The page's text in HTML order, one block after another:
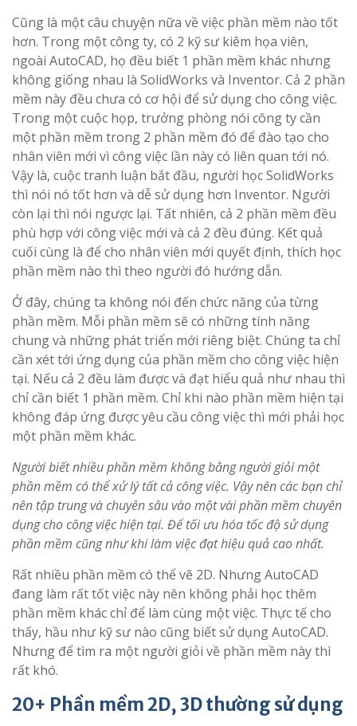
Cũng là một câu chuyện nữa về việc phần mềm nào tốt
hơn. Trong một công ty, có 2 kỹ sư kiêm họa viên,
ngoài AutoCAD, họ đều biết 1 phần mềm khác nhưng
không giống nhau là SolidWorks và Inventor. Cả 2 phần
mềm này đều chưa có cơ hội để sử dụng cho công việc.
Trong một cuộc họp, trưởng phòng nói công ty cần
một phần mềm trong 2 phần mềm đó để đào tạo cho
nhân viên mới vì công việc lần này có liên quan tới nó.
Vậy là, cuộc tranh luận bắt đầu, người học SolidWorks
thì nói nó tốt hơn và dễ sử dụng hơn Inventor. Người
còn lại thì nói ngược lại. Tất nhiên, cả 2 phần mềm đều
phù hợp với công việc mới và cả 2 đều đúng. Kết quả
cuối cùng là để cho nhân viên mới quyết định, thích học
phần mềm nào thì theo người đó hướng dẫn.
Ở đây, chúng ta không nói đến chức năng của từng
phần mềm. Mỗi phần mềm sẽ có những tính năng
chung và những phát triển mới riêng biệt. Chúng ta chỉ
cần xét tới ứng dụng của phần mềm cho công việc hiện
tại. Nếu cả 2 đều làm được và đạt hiểu quả như nhau thì
chỉ cần biết 1 phần mềm. Chỉ khi nào phần mềm hiện tại
không đáp ứng được yêu cầu công việc thì mới phải học
một phần mềm khác.
Người biết nhiều phần mềm không bằng người giỏi một
phần mềm có thể xử lý tất cả công việc. Vậy nên các bạn chỉ
nên tập trung và chuyên sâu vào một vài phần mềm chuyên
dụng cho công việc hiện tại. Để tối ưu hóa tốc độ sử dụng
phần mềm cũng như khi làm việc đạt hiệu quả cao nhất.
Rất nhiều phần mềm có thể vẽ 2D. Nhưng AutoCAD
đang làm rất tốt việc này nên không phải học thêm
phần mềm khác chỉ để làm cùng một việc. Thực tế cho
thấy, hầu như kỹ sư nào cũng biết sử dụng AutoCAD.
Nhưng để tìm ra một người giỏi về phần mềm này thì
rất khó.
20+ Phần mềm 2D, 3D thường sử dụng